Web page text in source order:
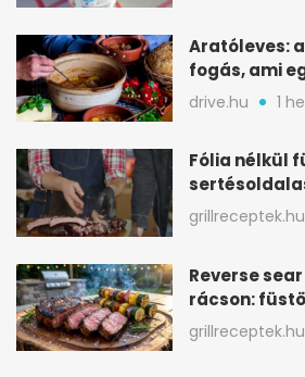
Aratóleves:
fogás, ami
csapatokat
drive.hu 1
Fólia nélkül
ropogós
grillreceptek.hu
Reverse
rácson:
tökkebabbal
grillreceptek.hu